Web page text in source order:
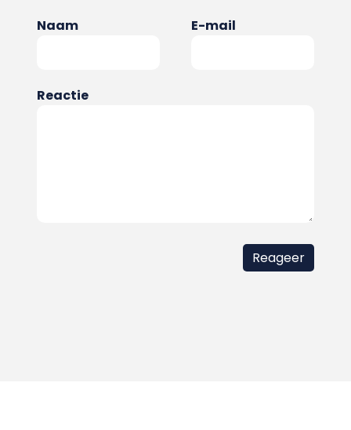
Naam E-mail
Reactie